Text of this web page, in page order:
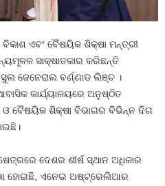
ଏବଂ ବୈଷୟିକ ଶିକ୍ଷା ମନ୍ତ୍ରୀ
ସାକ୍ଷାତକାର କରିଛନ୍ତି
ଜେନେରାଲ ବର୍ଣ୍ଣାଡ ଲିଞ୍ଚ ।
କାର୍ଯ୍ୟାଳୟରେ ଅନୁଷ୍ଠିତ
ଓ ବୈଷୟିକ ଶିକ୍ଷା ବିଭାଗର ବିଭିନ୍ନ ଦିଗ
ଦେଶର ଶୀର୍ଷ ସ୍ଥାନ ଅଧିକାର
ହୋଇଛି, ଏନେଇ ଅଷ୍ଟ୍ରେଲିଆର